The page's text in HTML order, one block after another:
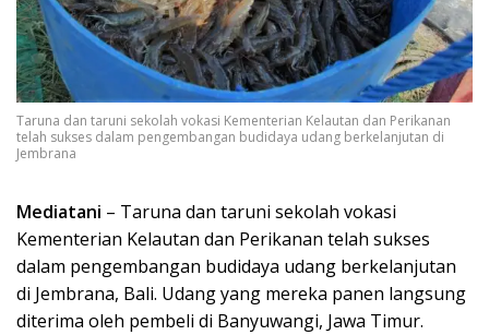
Taruna dan taruni sekolah vokasi Kementerian Kelautan dan Perikanan
telah sukses dalam pengembangan budidaya udang berkelanjutan di
Jembrana
Mediatani – Taruna dan taruni sekolah vokasi
Kementerian Kelautan dan Perikanan telah sukses
dalam pengembangan budidaya udang berkelanjutan
di Jembrana, Bali. Udang yang mereka panen langsung
diterima oleh pembeli di Banyuwangi, Jawa Timur.